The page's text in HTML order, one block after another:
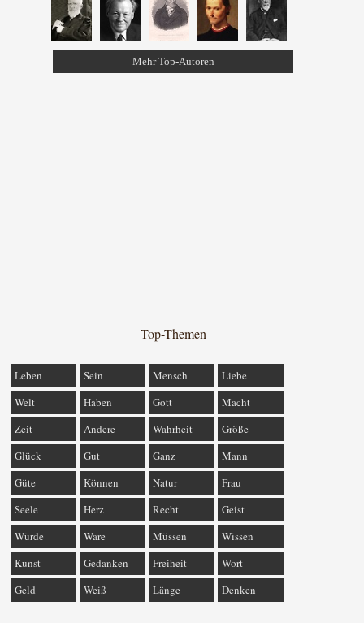
Mehr Top-Autoren
Top-Themen
Leben Sein Mensch
Liebe
Welt
Haben Gott
Macht
Zeit
Andere Wahrheit
Größe
Glück
Gut Ganz
Mann
Güte
Können Natur
Frau
Seele
Herz Recht
Geist
Würde
Ware Müssen
Wissen
Kunst
Gedanken Freiheit
Wort
Geld
Weiß Länge Denken